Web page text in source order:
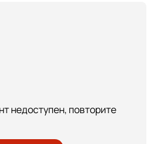
недоступен, повторите